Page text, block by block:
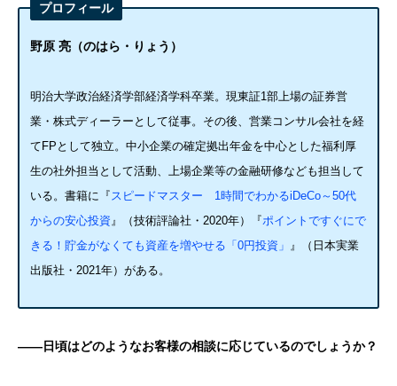
プロフィール
野原 亮（のはら・りょう）
明治大学政治経済学部経済学科卒業。現東証1部上場の証券営
業・株式ディーラーとして従事。その後、営業コンサル会社を経
てFPとして独立。中小企業の確定拠出年金を中心とした福利厚
生の社外担当として活動、上場企業等の金融研修なども担当して
いる。書籍に『スピードマスター 1時間でわかるiDeCo～50代
からの安心投資』（技術評論社・2020年）『ポイントですぐにで
きる！貯金がなくても資産を増やせる「0円投資」 』（日本実業
出版社・2021年）がある。
——日頃はどのようなお客様の相談に応じているのでしょうか？